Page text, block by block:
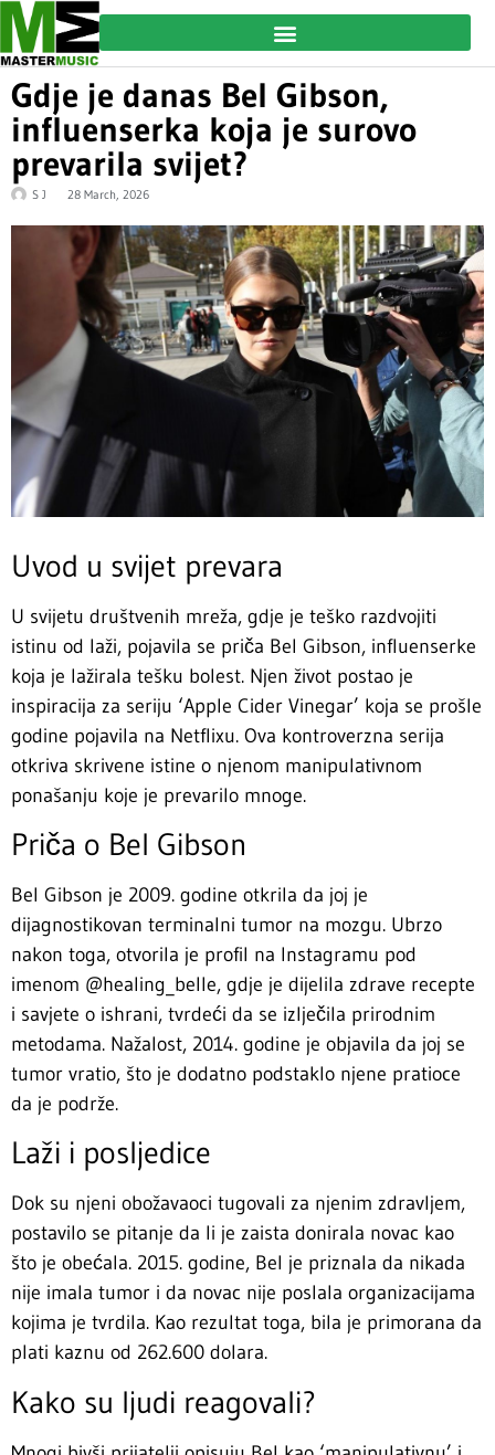
Gdje je danas Bel Gibson,
influenserka koja je surovo
prevarila svijet?
S J 28 March, 2026
Uvod u svijet prevara
U svijetu društvenih mreža, gdje je teško razdvojiti
istinu od laži, pojavila se priča Bel Gibson, influenserke
koja je lažirala tešku bolest. Njen život postao je
inspiracija za seriju ‘Apple Cider Vinegar’ koja se prošle
godine pojavila na Netflixu. Ova kontroverzna serija
otkriva skrivene istine o njenom manipulativnom
ponašanju koje je prevarilo mnoge.
Priča o Bel Gibson
Bel Gibson je 2009. godine otkrila da joj je
dijagnostikovan terminalni tumor na mozgu. Ubrzo
nakon toga, otvorila je profil na Instagramu pod
imenom @healing_belle, gdje je dijelila zdrave recepte
i savjete o ishrani, tvrdeći da se izlječila prirodnim
metodama. Nažalost, 2014. godine je objavila da joj se
tumor vratio, što je dodatno podstaklo njene pratioce
da je podrže.
Laži i posljedice
Dok su njeni obožavaoci tugovali za njenim zdravljem,
postavilo se pitanje da li je zaista donirala novac kao
što je obećala. 2015. godine, Bel je priznala da nikada
nije imala tumor i da novac nije poslala organizacijama
kojima je tvrdila. Kao rezultat toga, bila je primorana da
plati kaznu od 262.600 dolara.
Kako su ljudi reagovali?